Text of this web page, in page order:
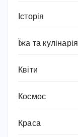
Історія
Їжа та кулінарія
Квіти
Космос
Краса